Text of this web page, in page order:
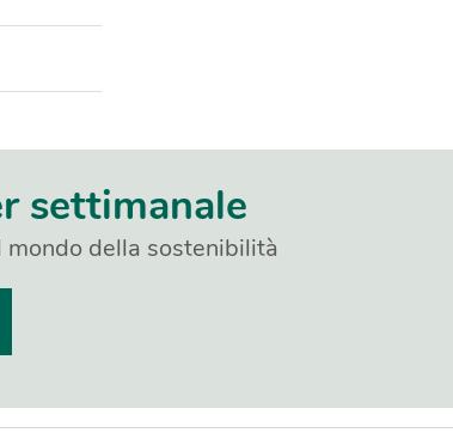
settimanale
della sostenibilità